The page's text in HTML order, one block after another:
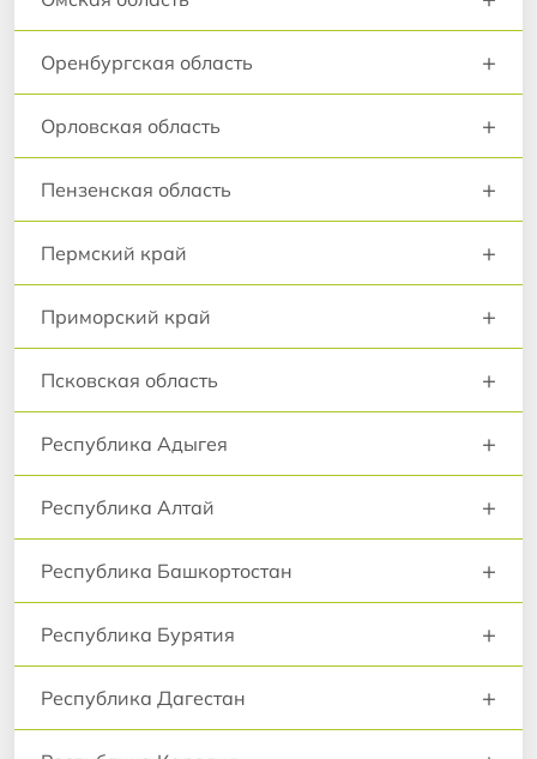
Оренбургская область +
Орловская область +
Пензенская область +
Пермский край +
Приморский край +
Псковская область +
Республика Адыгея +
Республика Алтай +
Республика Башкортостан +
Республика Бурятия +
Республика Дагестан +